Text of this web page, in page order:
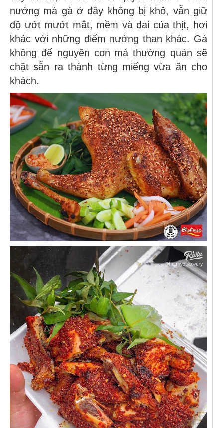
nướng mà gà ở đây không bị khô, vẫn giữ
độ ướt mướt mắt, mềm và dai của thịt, hơi
khác với những điểm nướng than khác. Gà
không để nguyên con mà thường quán sẽ
chặt sẵn ra thành từng miếng vừa ăn cho
khách.